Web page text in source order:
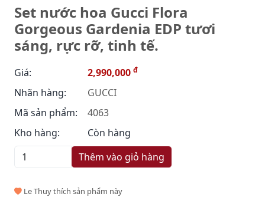
Set nước hoa Gucci Flora
Gorgeous Gardenia EDP tươi
sáng, rực rỡ, tinh tế.
Giá: 2,990,000 đ
Nhãn hàng:
GUCCI
Mã sản phẩm:
4063
Kho hàng:
Còn hàng
Thêm vào giỏ hàng
Le Thuy thích sản phẩm này